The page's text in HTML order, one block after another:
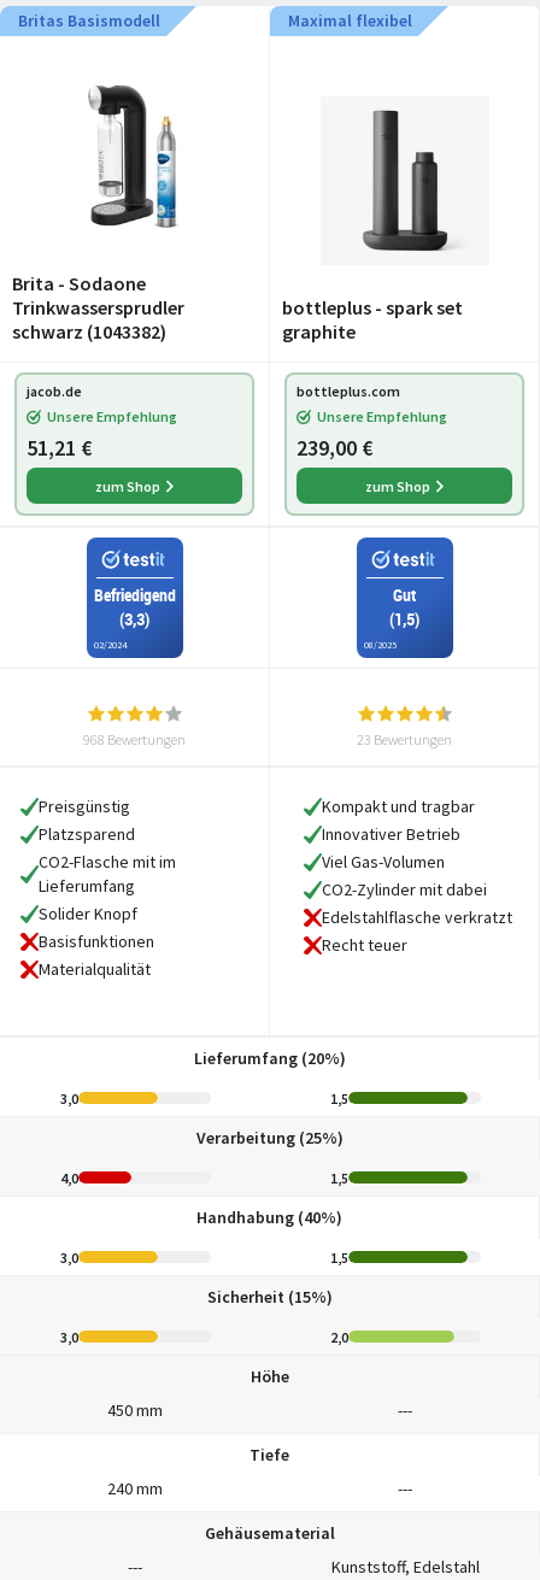
Britas Basismodell
Brita - Sodaone
Trinkwassersprudler
schwarz (1043382)
Maximal flexibel
bottleplus - spark set
graphite
jacob.de
Unsere Empfehlung
51,21 €
zum Shop
bottleplus.com
Unsere Empfehlung
239,00 €
zum Shop
Befriedigend
(3,3)
02/2024
Gut
(1,5)
08/2025
968 Bewertungen 23 Bewertungen
Preisgünstig
Platzsparend
CO2-Flasche mit im
Lieferumfang
Solider Knopf
Basisfunktionen
Materialqualität
Kompakt und tragbar
Innovativer Betrieb
Viel Gas-Volumen
CO2-Zylinder mit dabei
Edelstahlflasche verkratzt
Recht teuer
Lieferumfang (20%)
3,0 1,5
Verarbeitung (25%)
4,0 1,5
Handhabung (40%)
3,0 1,5
Sicherheit (15%)
3,0 2,0
Höhe
450 mm
---
Tiefe
240 mm
---
Gehäusematerial
---
Kunststoff, Edelstahl